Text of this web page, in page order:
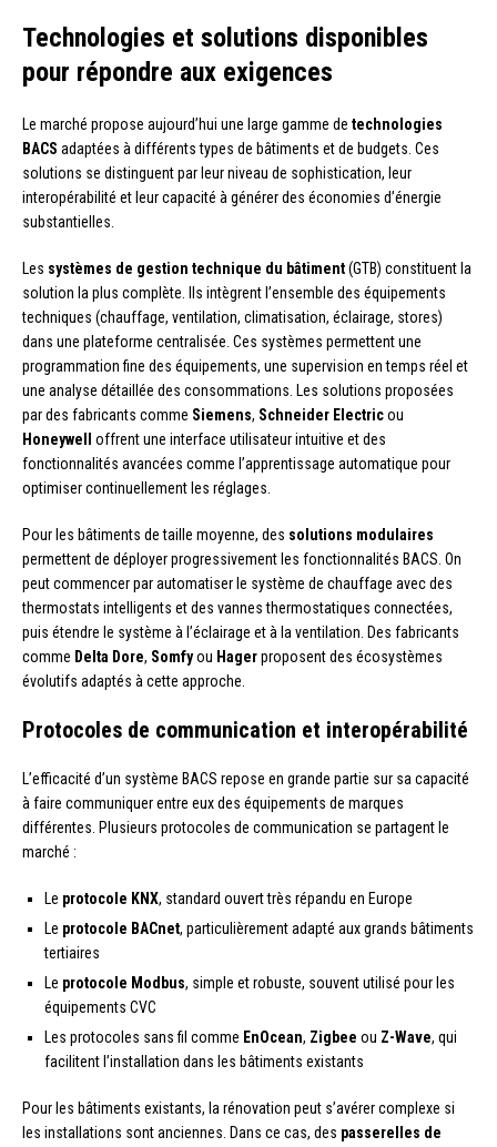
Technologies et solutions disponibles
pour répondre aux exigences
Le marché propose aujourd’hui une large gamme de technologies
BACS adaptées à différents types de bâtiments et de budgets. Ces
solutions se distinguent par leur niveau de sophistication, leur
interopérabilité et leur capacité à générer des économies d’énergie
substantielles.
Les systèmes de gestion technique du bâtiment(GTB) constituent la
solution la plus complète. Ils intègrent l’ensemble des équipements
techniques (chauffage, ventilation, climatisation, éclairage, stores)
dans une plateforme centralisée. Ces systèmes permettent une
programmation fine des équipements, une supervision en temps réel et
une analyse détaillée des consommations. Les solutions proposées
par des fabricants comme Siemens, Schneider Electricou
Honeywell
offrent une interface utilisateur intuitive et des
fonctionnalités avancées comme l’apprentissage automatique pour
optimiser continuellement les réglages.
Pour les bâtiments de taille moyenne, des solutions modulaires
permettent de déployer progressivement les fonctionnalités BACS. On
peut commencer par automatiser le système de chauffage avec des
thermostats intelligents et des vannes thermostatiques connectées,
puis étendre le système à l’éclairage et à la ventilation. Des fabricants
comme Delta Dore, Somfyou Hagerproposent des écosystèmes
évolutifs adaptés à cette approche.
Protocoles de communication et interopérabilité
L’efficacité d’un système BACS repose en grande partie sur sa capacité
à faire communiquer entre eux des équipements de marques
différentes. Plusieurs protocoles de communication se partagent le
marché :
Le protocole KNX, standard ouvert très répandu en Europe
Le protocole BACnet, particulièrement adapté aux grands bâtiments
tertiaires
Le protocole Modbus, simple et robuste, souvent utilisé pour les
équipements CVC
Les protocoles sans fil comme EnOcean, Zigbee ou Z-Wave, qui
facilitent l’installation dans les bâtiments existants
Pour les bâtiments existants, la rénovation peut s’avérer complexe si
les installations sont anciennes. Dans ce cas, des passerelles de